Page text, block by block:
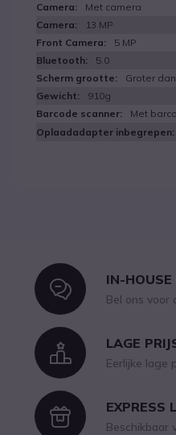
Met camera
13 MP
5 MP
5.0
Groter
910g
Met
IconIN-HOUSE
Bel ons voor
IconLAGE
Eerlijke lage
IconEXPRESS
Beschikbaar